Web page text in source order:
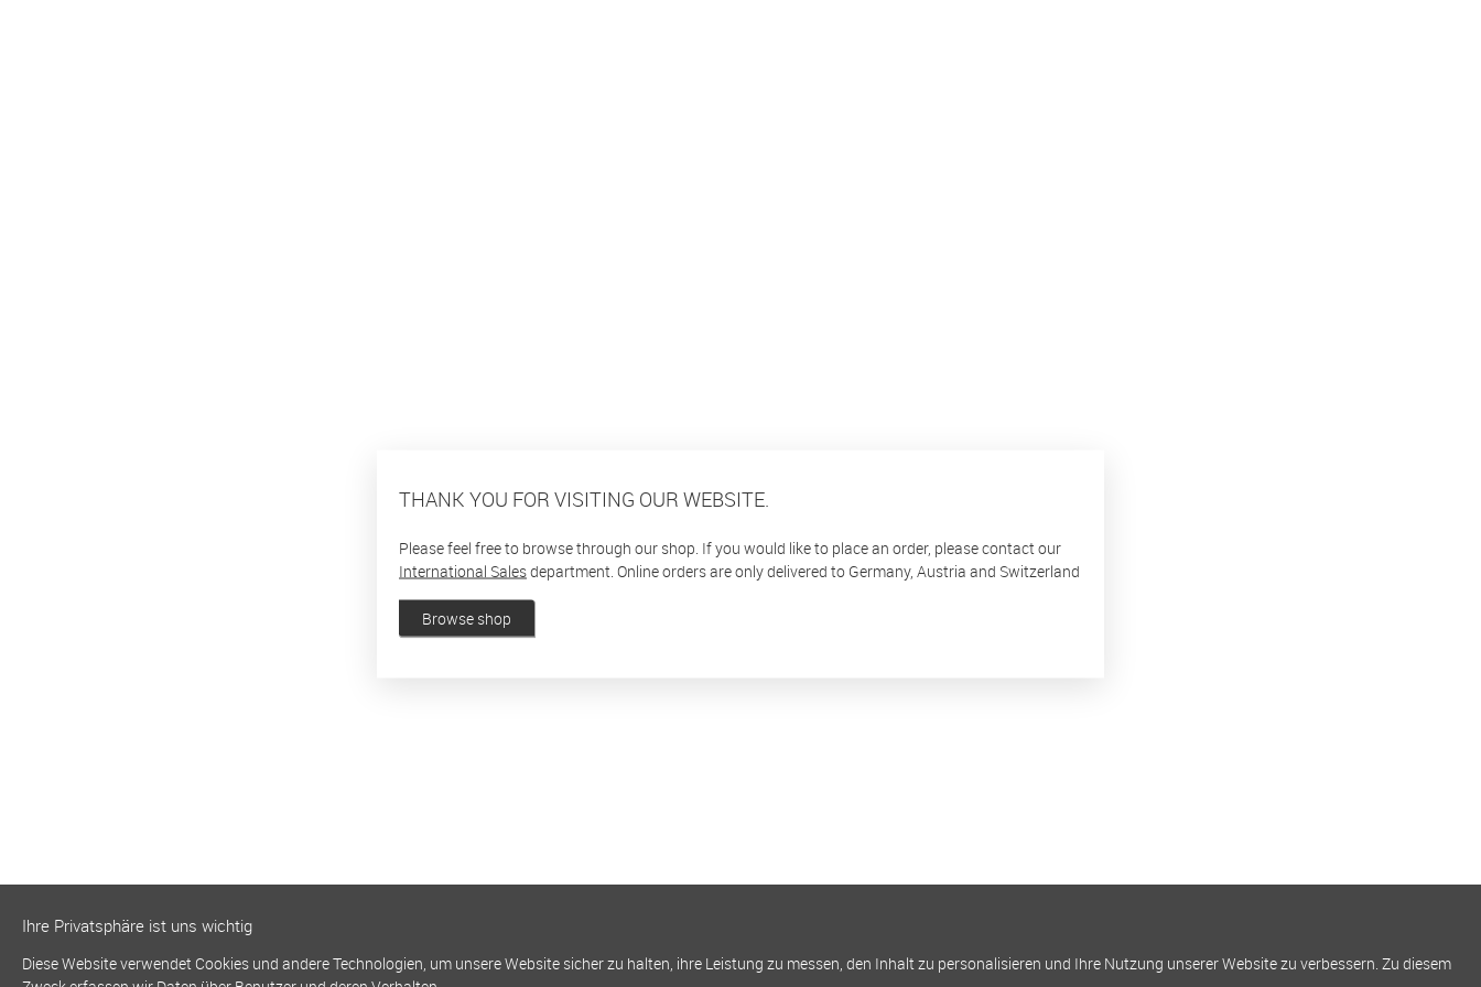
THANK YOU FOR VISITING OUR WEBSITE.
Please feel free to browse through our shop. If you would like to place an order, please contact our
International Salesdepartment. Online orders are only delivered to Germany, Austria and Switzerland
Browse shop
Ihre Privatsphäre ist uns wichtig
Diese Website verwendet Cookies und andere Technologien, um unsere Website sicher zu halten, ihre Leistung zu messen, den Inhalt zu personalisieren und Ihre Nutzung unserer Website zu verbessern. Zu diesem